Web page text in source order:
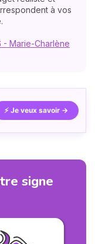
à vos
- Marie-Charlène
⚡ Je veux savoir →
signe